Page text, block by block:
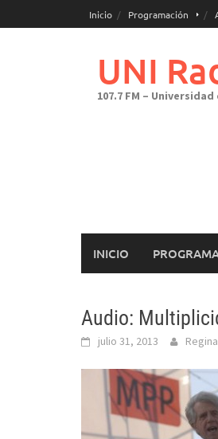
al
Inicio Programación
UNI
107.7 FM –
INICIO
Audio:
julio 31, 2013 Regina